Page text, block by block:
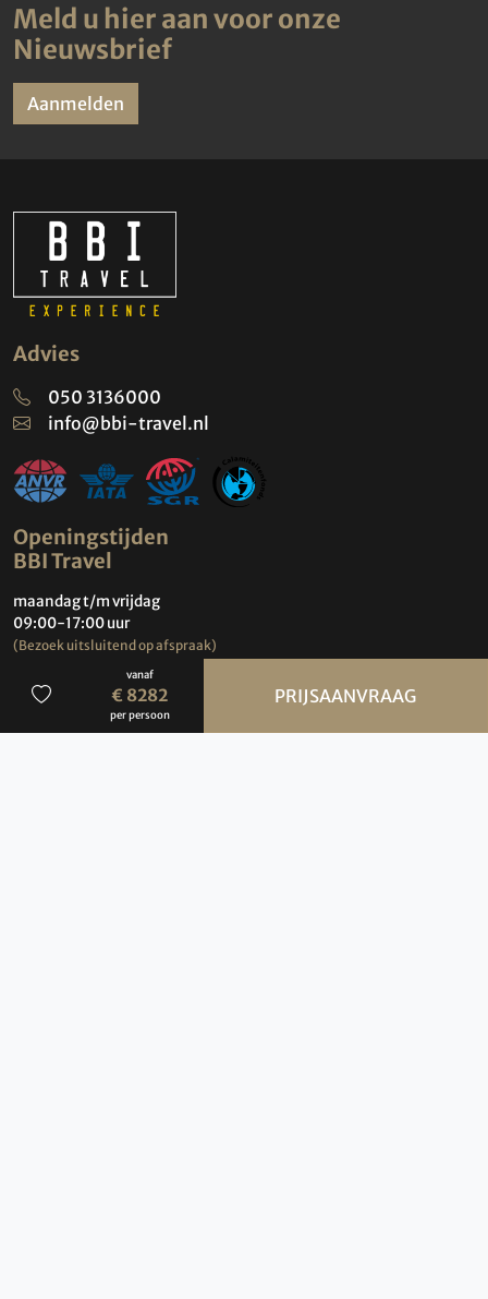
vanaf
€ 8282
per persoon
PRIJSAANVRAAG
Meld u hier aan voor onze
Nieuwsbrief
Aanmelden
Advies
050 3136000
info@bbi-travel.nl
Openingstijden
BBI Travel
maandag t/m vrijdag
09:00-17:00 uur
(Bezoek uitsluitend op afspraak)
Contact
Groningen Airport